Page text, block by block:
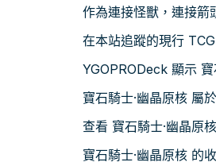
作為連接怪獸，連接箭
在本站追蹤的現行
YGOPRODeck 顯示
寶石騎士·幽晶原核 屬
查看 寶石騎士·幽晶原
寶石騎士·幽晶原核